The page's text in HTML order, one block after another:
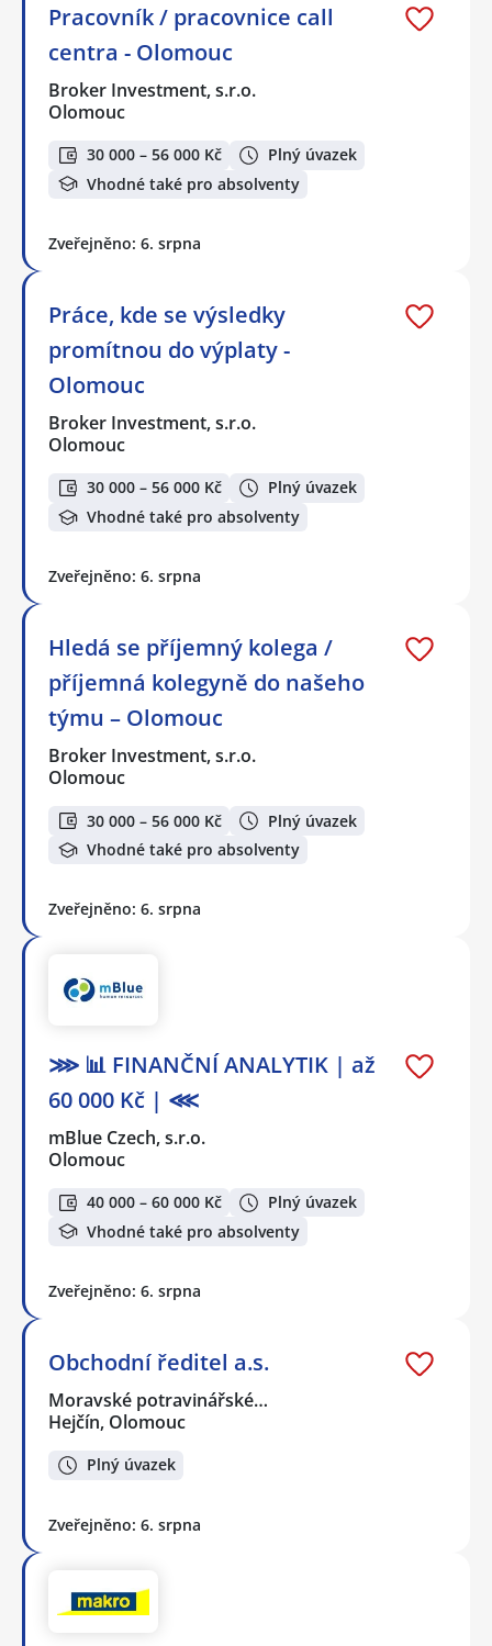
Pracovník / pracovnice call
centra - Olomouc
Broker Investment, s.r.o.
Olomouc
30 000 – 56 000 Kč
Plný úvazek
Vhodné také pro absolventy
Zveřejněno: 6. srpna
Práce, kde se výsledky
promítnou do výplaty -
Olomouc
Broker Investment, s.r.o.
Olomouc
30 000 – 56 000 Kč
Plný úvazek
Vhodné také pro absolventy
Zveřejněno: 6. srpna
Hledá se příjemný kolega /
příjemná kolegyně do našeho
týmu – Olomouc
Broker Investment, s.r.o.
Olomouc
30 000 – 56 000 Kč
Plný úvazek
Vhodné také pro absolventy
Zveřejněno: 6. srpna
⋙ 📊 FINANČNÍ ANALYTIK | až
60 000 Kč | ⋘
mBlue Czech, s.r.o.
Olomouc
40 000 – 60 000 Kč
Plný úvazek
Vhodné také pro absolventy
Zveřejněno: 6. srpna
Obchodní ředitel a.s.
Moravské potravinářské…
Hejčín, Olomouc
Plný úvazek
Zveřejněno: 6. srpna